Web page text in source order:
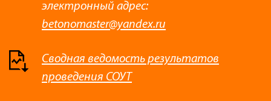
электронный адрес:
betonomaster@yandex.ru
Сводная ведомость результатов
проведения СОУТ